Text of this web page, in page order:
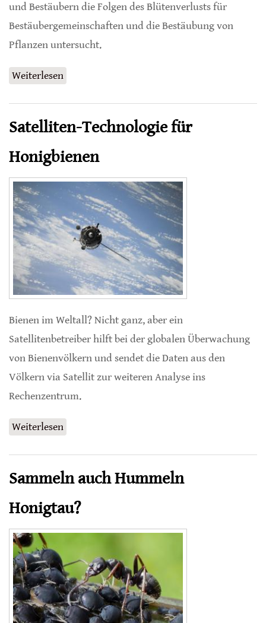
und Bestäubern die Folgen des Blütenverlusts für
Bestäubergemeinschaften und die Bestäubung von
Pflanzen untersucht.
Weiterlesen
Satelliten-Technologie für
Honigbienen
Bienen im Weltall? Nicht ganz, aber ein
Satellitenbetreiber hilft bei der globalen Überwachung
von Bienenvölkern und sendet die Daten aus den
Völkern via Satellit zur weiteren Analyse ins
Rechenzentrum.
Weiterlesen
Sammeln auch Hummeln
Honigtau?